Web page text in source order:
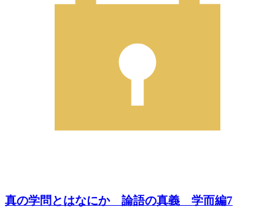
真の学問とはなにか 論語の真義 学而編7